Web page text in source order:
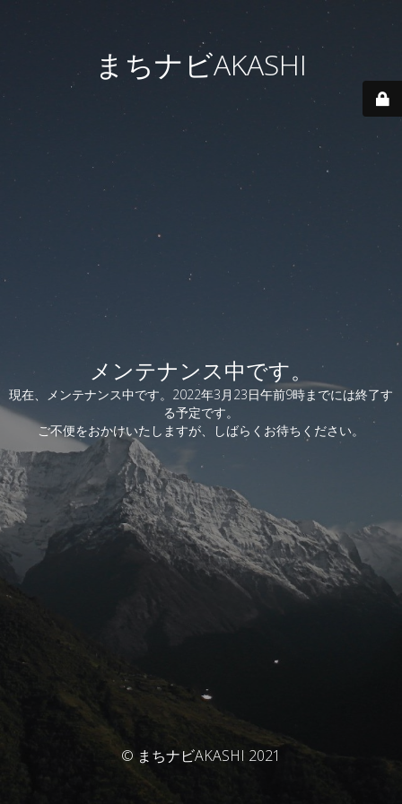
まちナビAKASHI
メンテナンス中です。
現在、メンテナンス中です。2022年3月23日午前9時までには終了す
る予定です。
ご不便をおかけいたしますが、しばらくお待ちください。
© まちナビAKASHI 2021